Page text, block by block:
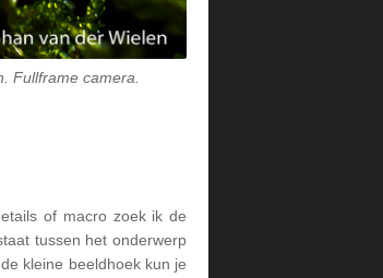
Fullframe camera.
of macro zoek ik de
tussen het onderwerp
kleine beeldhoek kun je